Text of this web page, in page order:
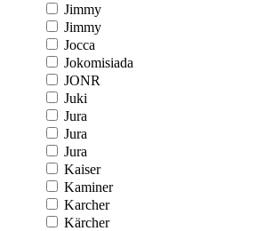
Jimmy
Jimmy
Jocca
Jokomisiada
JONR
Juki
Jura
Jura
Jura
Kaiser
Kaminer
Karcher
Kärcher